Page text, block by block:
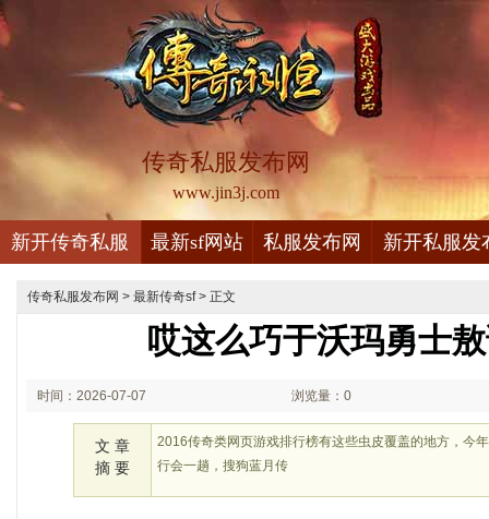
传奇私服发布网
www.jin3j.com
新开传奇私服 最新sf网站 私服发布网 新开私服发
传奇私服发布网 > 最新传奇sf> 正文
哎这么巧于沃玛勇士
时间：2026-07-07 浏览量：0
文 章
摘 要
2016传奇类网页游戏排行榜有这些虫皮覆盖的地方，今
行会一趟，搜狗蓝月传